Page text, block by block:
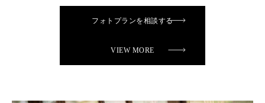
フォトプランを相談する
VIEW MORE